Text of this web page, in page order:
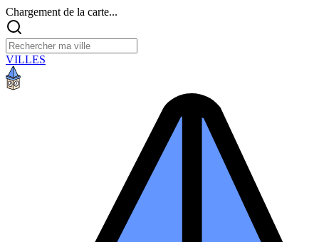
Chargement de la carte...
VILLES